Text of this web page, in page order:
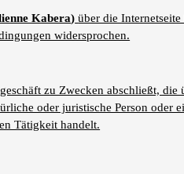
Kabera) über die
widersprochen.
zu Zwecken abschließt,
oder juristische Person oder
Tätigkeit handelt.